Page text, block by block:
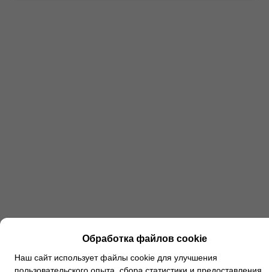
Обработка файлов cookie
Наш сайт использует файлы cookie для улучшения